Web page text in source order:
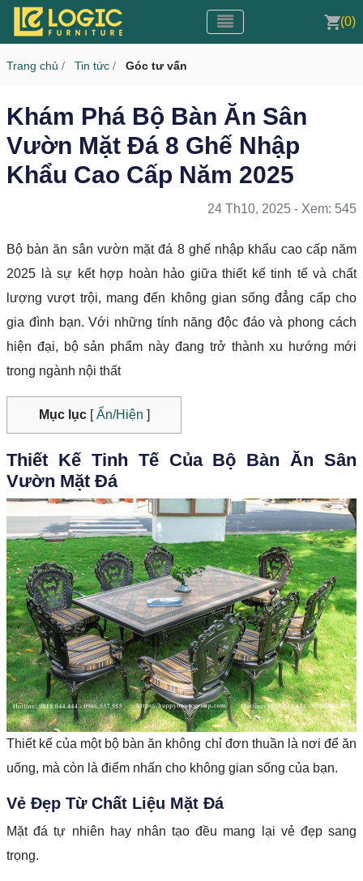
Toggle navigation
CMS v3.0 Toggle navigation(0)
Trang chủ / Tin tức / Góc tư vấn
Khám Phá Bộ Bàn Ăn Sân
Vườn Mặt Đá 8 Ghế Nhập
Khẩu Cao Cấp Năm 2025
24 Th10, 2025 - Xem: 545
Bộ bàn ăn sân vườn mặt đá 8 ghế nhập khẩu cao cấp năm
2025 là sự kết hợp hoàn hảo giữa thiết kế tinh tế và chất
lượng vượt trội, mang đến không gian sống đẳng cấp cho
gia đình bạn. Với những tính năng độc đáo và phong cách
hiện đại, bộ sản phẩm này đang trở thành xu hướng mới
trong ngành nội thất
Mục lục[Ẩn/Hiện ]
Thiết Kế Tinh Tế Của Bộ Bàn Ăn Sân
Vườn Mặt Đá
Thiết kế của một bộ bàn ăn không chỉ đơn thuần là nơi để ăn
uống, mà còn là điểm nhấn cho không gian sống của bạn.
Vẻ Đẹp Từ Chất Liệu Mặt Đá
Mặt đá tự nhiên hay nhân tạo đều mang lại vẻ đẹp sang
trọng.